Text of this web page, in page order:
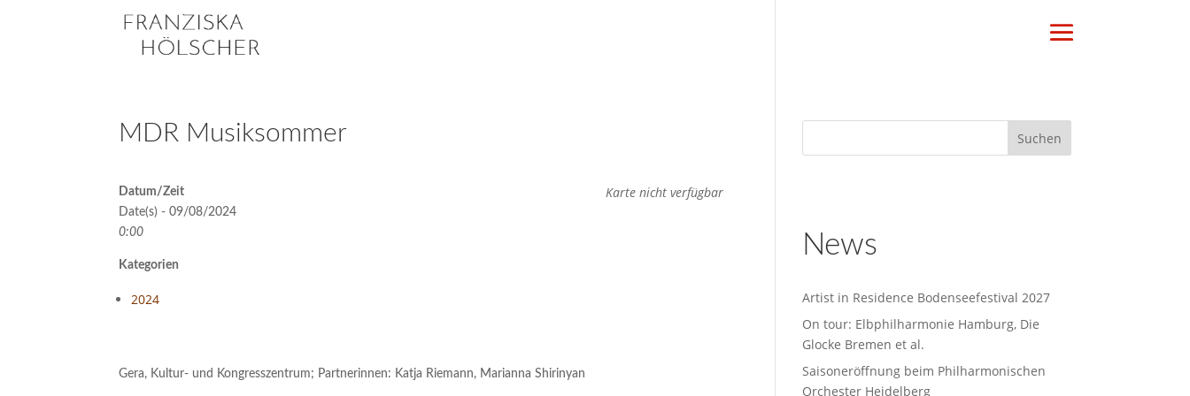
MDR Musiksommer
Karte nicht verfügbar
Datum/Zeit
Date(s) - 09/08/2024
0:00
Kategorien
2024
Gera, Kultur- und Kongresszentrum; Partnerinnen: Katja Riemann, Marianna Shirinyan
News
Artist in Residence Bodenseefestival 2027
On tour: Elbphilharmonie Hamburg, Die
Glocke Bremen et al.
Saisoneröffnung beim Philharmonischen
Orchester Heidelberg